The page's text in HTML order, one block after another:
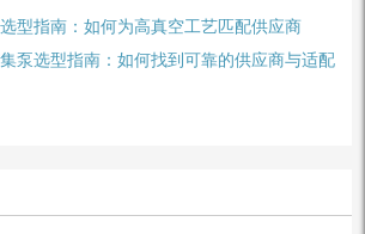
型指南：如何为高真空工艺匹配供应商
泵选型指南：如何找到可靠的供应商与适配